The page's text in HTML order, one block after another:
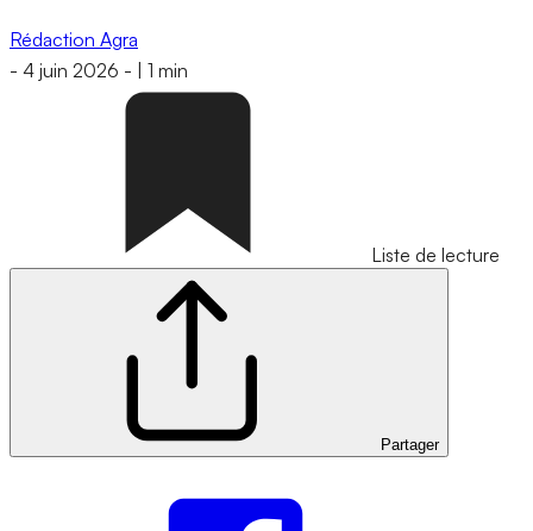
Rédaction Agra
- 4 juin 2026 - 1 min
Liste de lecture
Partager